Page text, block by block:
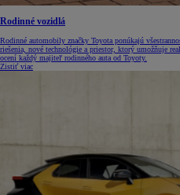
Rodinné vozidlá
Rodinné automobily značky Toyota ponúkajú
riešenia, nové technológie a priestor, ktorý umožňuje
ocení každý majiteľ rodinného auta od Toyoty.
Zistiť viac